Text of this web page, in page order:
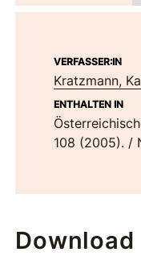
VERFASSER:IN
Kratzmann,
ENTHALTEN IN
108 (2005). /
Download